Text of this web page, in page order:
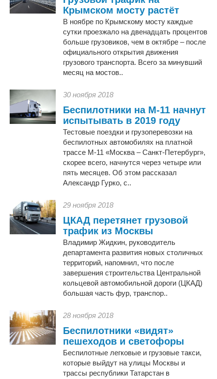
Крымском мосту растёт
В ноябре по Крымскому мосту каждые
сутки проезжало на двенадцать процентов
больше грузовиков, чем в октябре – после
официального открытия движения
грузового транспорта. Всего за минувший
месяц на мостов..
30 ноября 2018
Беспилотники на М-11 начнут
испытывать в 2019 году
Тестовые поездки и грузоперевозки на
беспилотных автомобилях на платной
трассе М-11 «Москва – Санкт-Петербург»,
скорее всего, начнутся через четыре или
пять месяцев. Об этом рассказал
Александр Гурко, с..
29 ноября 2018
ЦКАД перетянет грузовой
трафик из Москвы
Владимир Жидкин, руководитель
департамента развития новых столичных
территорий, напомнил, что после
завершения строительства Центральной
кольцевой автомобильной дороги (ЦКАД)
большая часть фур, транспор..
28 ноября 2018
Беспилотники «видят»
пешеходов и светофоры
Беспилотные легковые и грузовые такси,
которые выйдут на улицы Москвы и
трассы республики Татарстан в